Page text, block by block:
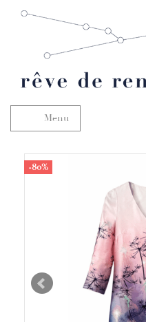
Skifte navigation
Menu
-80%